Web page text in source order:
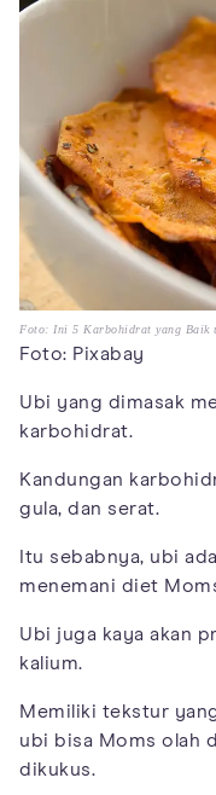
Foto: Ini 5 Karbohidrat yang Baik
Foto: Pixabay
Ubi yang dimasak
karbohidrat.
Kandungan
gula, dan serat.
Itu sebabnya, ubi
menemani diet
Ubi juga kaya akan
kalium.
Memiliki tekstur
ubi bisa Moms olah
dikukus.